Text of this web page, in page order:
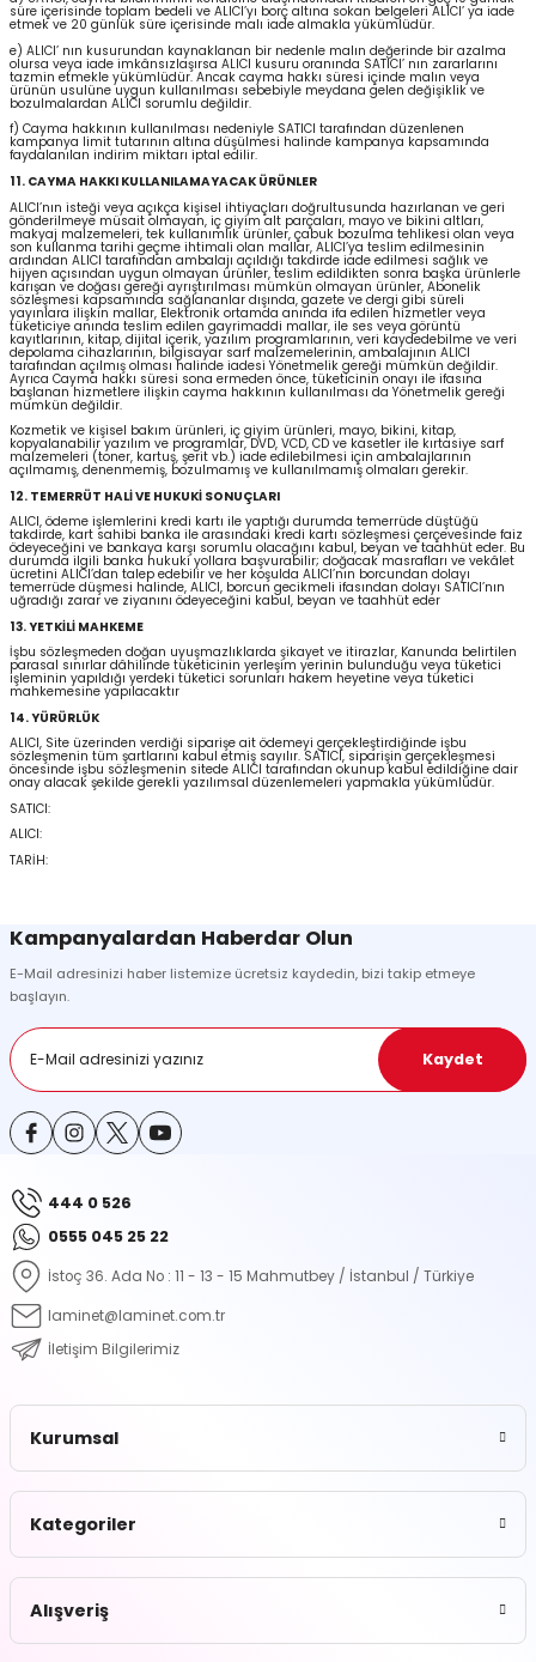
süre içerisinde toplam bedeli ve ALICI’yı borç altına sokan belgeleri ALICI’ ya iade
etmek ve 20 günlük süre içerisinde malı iade almakla yükümlüdür.
e) ALICI’ nın kusurundan kaynaklanan bir nedenle malın değerinde bir azalma
olursa veya iade imkânsızlaşırsa ALICI kusuru oranında SATICI’ nın zararlarını
tazmin etmekle yükümlüdür. Ancak cayma hakkı süresi içinde malın veya
ürünün usulüne uygun kullanılması sebebiyle meydana gelen değişiklik ve
bozulmalardan ALICI sorumlu değildir.
f) Cayma hakkının kullanılması nedeniyle SATICI tarafından düzenlenen
kampanya limit tutarının altına düşülmesi halinde kampanya kapsamında
faydalanılan indirim miktarı iptal edilir.
11. CAYMA HAKKI KULLANILAMAYACAK ÜRÜNLER
ALICI’nın isteği veya açıkça kişisel ihtiyaçları doğrultusunda hazırlanan ve geri
gönderilmeye müsait olmayan, iç giyim alt parçaları, mayo ve bikini altları,
makyaj malzemeleri, tek kullanımlık ürünler, çabuk bozulma tehlikesi olan veya
son kullanma tarihi geçme ihtimali olan mallar, ALICI’ya teslim edilmesinin
ardından ALICI tarafından ambalajı açıldığı takdirde iade edilmesi sağlık ve
hijyen açısından uygun olmayan ürünler, teslim edildikten sonra başka ürünlerle
karışan ve doğası gereği ayrıştırılması mümkün olmayan ürünler, Abonelik
sözleşmesi kapsamında sağlananlar dışında, gazete ve dergi gibi süreli
yayınlara ilişkin mallar, Elektronik ortamda anında ifa edilen hizmetler veya
tüketiciye anında teslim edilen gayrimaddi mallar, ile ses veya görüntü
kayıtlarının, kitap, dijital içerik, yazılım programlarının, veri kaydedebilme ve veri
depolama cihazlarının, bilgisayar sarf malzemelerinin, ambalajının ALICI
tarafından açılmış olması halinde iadesi Yönetmelik gereği mümkün değildir.
Ayrıca Cayma hakkı süresi sona ermeden önce, tüketicinin onayı ile ifasına
başlanan hizmetlere ilişkin cayma hakkının kullanılması da Yönetmelik gereği
mümkün değildir.
Kozmetik ve kişisel bakım ürünleri, iç giyim ürünleri, mayo, bikini, kitap,
kopyalanabilir yazılım ve programlar, DVD, VCD, CD ve kasetler ile kırtasiye sarf
malzemeleri (toner, kartuş, şerit vb.) iade edilebilmesi için ambalajlarının
açılmamış, denenmemiş, bozulmamış ve kullanılmamış olmaları gerekir.
12. TEMERRÜT HALİ VE HUKUKİ SONUÇLARI
ALICI, ödeme işlemlerini kredi kartı ile yaptığı durumda temerrüde düştüğü
takdirde, kart sahibi banka ile arasındaki kredi kartı sözleşmesi çerçevesinde faiz
ödeyeceğini ve bankaya karşı sorumlu olacağını kabul, beyan ve taahhüt eder. Bu
durumda ilgili banka hukuki yollara başvurabilir; doğacak masrafları ve vekâlet
ücretini ALICI’dan talep edebilir ve her koşulda ALICI’nın borcundan dolayı
temerrüde düşmesi halinde, ALICI, borcun gecikmeli ifasından dolayı SATICI’nın
uğradığı zarar ve ziyanını ödeyeceğini kabul, beyan ve taahhüt eder
13. YETKİLİ MAHKEME
İşbu sözleşmeden doğan uyuşmazlıklarda şikayet ve itirazlar, Kanunda belirtilen
parasal sınırlar dâhilinde tüketicinin yerleşim yerinin bulunduğu veya tüketici
işleminin yapıldığı yerdeki tüketici sorunları hakem heyetine veya tüketici
mahkemesine yapılacaktır
14. YÜRÜRLÜK
ALICI, Site üzerinden verdiği siparişe ait ödemeyi gerçekleştirdiğinde işbu
sözleşmenin tüm şartlarını kabul etmiş sayılır. SATICI, siparişin gerçekleşmesi
öncesinde işbu sözleşmenin sitede ALICI tarafından okunup kabul edildiğine dair
onay alacak şekilde gerekli yazılımsal düzenlemeleri yapmakla yükümlüdür.
SATICI:
ALICI:
TARİH:
Kampanyalardan Haberdar Olun
E-Mail adresinizi haber listemize ücretsiz kaydedin, bizi takip etmeye
başlayın.
Kaydet
444 0 526
0555 045 25 22
İstoç 36. Ada No : 11 - 13 - 15 Mahmutbey / İstanbul / Türkiye
laminet@laminet.com.tr
İletişim Bilgilerimiz
Kurumsal
Kategoriler
Alışveriş